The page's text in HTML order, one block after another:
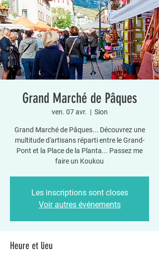
Grand Marché de Pâques
ven. 07 avr.
  |
Sion
Grand Marché de Pâques... Découvrez une
multitude d'artisans réparti entre le Grand-
Pont et la Place de la Planta... Passez me
faire un Koukou
Les inscriptions sont closes
Voir autres événements
Heure et lieu